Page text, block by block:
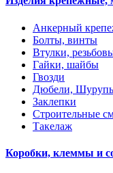
Анкерный
Болты, винты
Втулки,
Гайки, шайбы
Гвозди
Дюбели,
Заклепки
Строительные
Такелаж
Коробки, клеммы и